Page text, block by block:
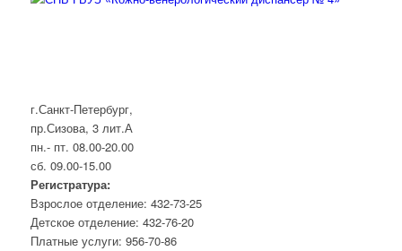
г.Санкт-Петербург,
пр.Сизова, 3 лит.А
пн.- пт. 08.00-20.00
сб. 09.00-15.00
Регистратура:
Взрослое отделение: 432-73-25
Детское отделение: 432-76-20
Платные услуги: 956-70-86